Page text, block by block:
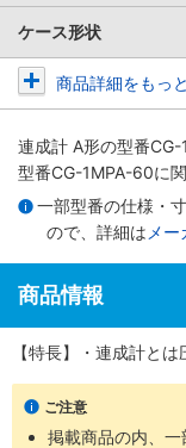
ケース形状
商品詳細をもっ
連成計 A形の型番CG-
型番CG-1MPA-60に
一部型番の仕様・
ので、詳細は メ
商品情報
【特長】・連成計と
ご注意
掲載商品の内、